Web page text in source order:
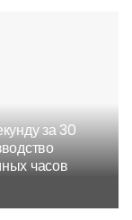
за 30
часов